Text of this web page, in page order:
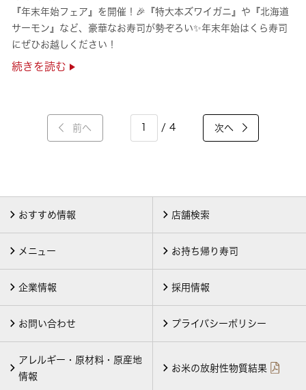
『年末年始フェア』を開催！🎉『特大本ズワイガニ』や『北海道
サーモン』など、豪華なお寿司が勢ぞろい✨年末年始はくら寿司
にぜひお越しください！
続きを読む
前へ / 4 次へ
おすすめ情報 店舗検索
メニュー お持ち帰り寿司
企業情報 採用情報
お問い合わせ プライバシーポリシー
アレルギー・原材料・原産地
情報
お米の放射性物質結果